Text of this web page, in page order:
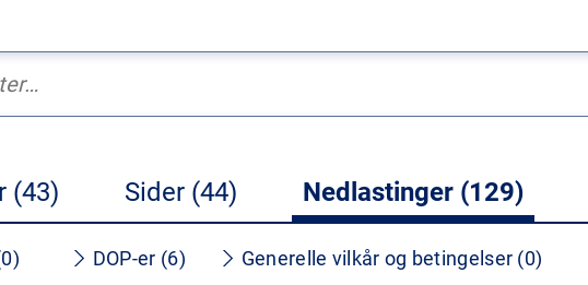
(43) Sider (44) Nedlastinger (129)
DOP-er (6)
Generelle vilkår og betingelser (0)